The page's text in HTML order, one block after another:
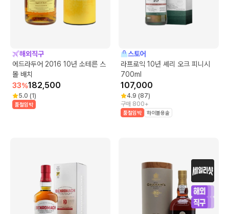
해외직구
에드라두어 2016 10년 소테른 스
몰 배치
33%182,500
5.0 (1)
품절임박
스토어
라프로익 10년 셰리 오크 피니시
700ml
107,000
4.9 (87)
구매 800+
품절임박 하이볼용술